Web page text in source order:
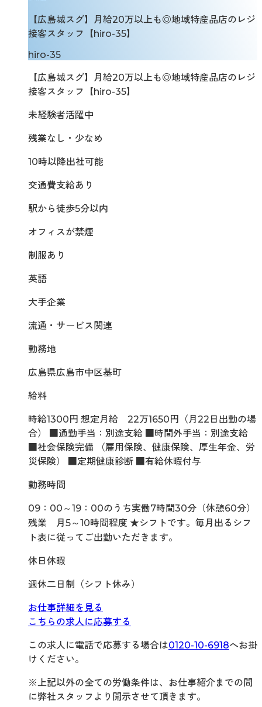
【広島城スグ】月給20万以上も◎地域特産品店のレジ
接客スタッフ【hiro-35】
hiro-35
【広島城スグ】月給20万以上も◎地域特産品店のレジ
接客スタッフ【hiro-35】
未経験者活躍中
残業なし・少なめ
10時以降出社可能
交通費支給あり
駅から徒歩5分以内
オフィスが禁煙
制服あり
英語
大手企業
流通・サービス関連
勤務地
広島県広島市中区基町
給料
時給1300円 想定月給 22万1650円（月22日出勤の場
合） ■通勤手当：別途支給 ■時間外手当：別途支給
■社会保険完備 （雇用保険、健康保険、厚生年金、労
災保険） ■定期健康診断 ■有給休暇付与
勤務時間
09：00～19：00のうち実働7時間30分（休憩60分）
残業 月5～10時間程度 ★シフトです。毎月出るシフ
ト表に従ってご出勤いただきます。
休日休暇
週休二日制（シフト休み）
お仕事詳細を見る
こちらの求人に応募する
この求人に電話で応募する場合は0120-10-6918へお掛
けください。
※上記以外の全ての労働条件は、お仕事紹介までの間
に弊社スタッフより開示させて頂きます。